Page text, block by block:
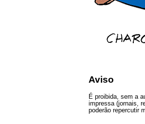
Aviso
É proibida, sem a
impressa (jornais,
poderão repercutir